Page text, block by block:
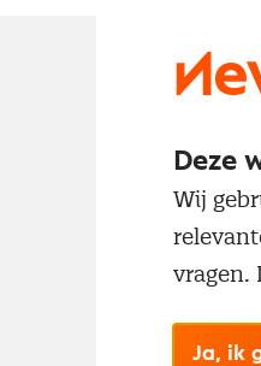
Deze
Wij
vragen.
Ja, ik